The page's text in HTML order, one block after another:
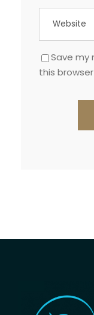
Save my
this